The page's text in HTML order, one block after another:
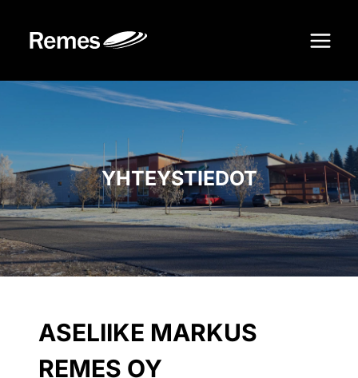
sisältöön
YHTEYSTIEDOT
ASELIIKE MARKUS
REMES OY